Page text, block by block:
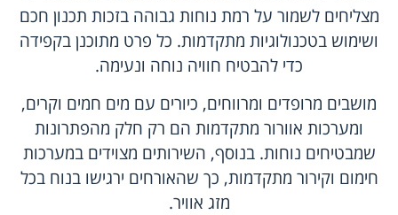
מצליחים לשמור על רמת נוחות גבוהה בזכות תכנון חכם
ושימוש בטכנולוגיות מתקדמות. כל פרט מתוכנן בקפידה
כדי להבטיח חוויה נוחה ונעימה.
מושבים מרופדים ומרווחים, כיורים עם מים חמים וקרים,
ומערכות אוורור מתקדמות הם רק חלק מהפתרונות
שמבטיחים נוחות. בנוסף, השירותים מצוידים במערכות
חימום וקירור מתקדמות, כך שהאורחים ירגישו בנוח בכל
מזג אוויר.